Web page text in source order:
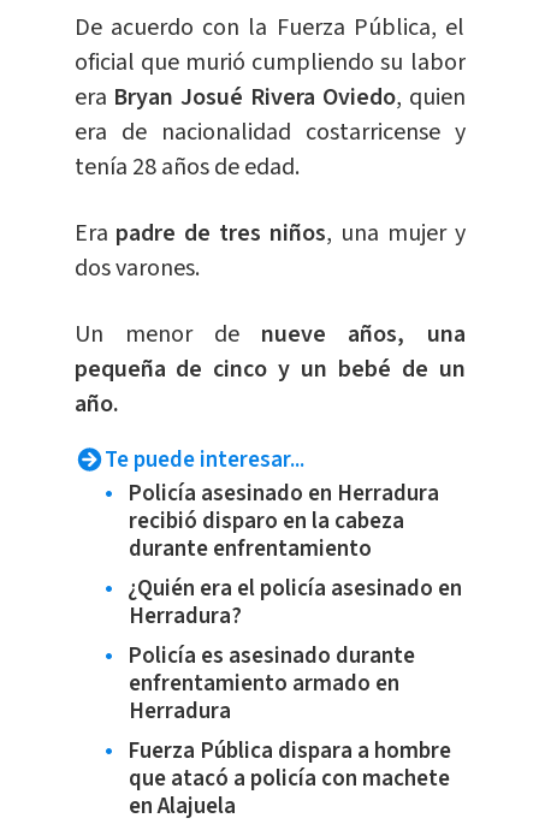
De acuerdo con la Fuerza Pública, el
oficial que murió cumpliendo su labor
era Bryan Josué Rivera Oviedo, quien
era de nacionalidad costarricense y
tenía 28 años de edad.
Era padre de tres niños, una mujer y
dos varones.
Un menor de nueve años, una
pequeña de cinco y un bebé de un
año.
Te puede interesar...
Policía asesinado en Herradura
recibió disparo en la cabeza
durante enfrentamiento
¿Quién era el policía asesinado en
Herradura?
Policía es asesinado durante
enfrentamiento armado en
Herradura
Fuerza Pública dispara a hombre
que atacó a policía con machete
en Alajuela